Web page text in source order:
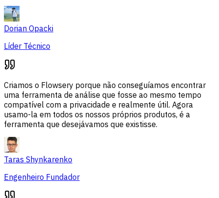
Dorian Opacki
Líder Técnico
Criamos o Flowsery porque não conseguíamos encontrar
uma ferramenta de análise que fosse ao mesmo tempo
compatível com a privacidade e realmente útil. Agora
usamo-la em todos os nossos próprios produtos, é a
ferramenta que desejávamos que existisse.
Taras Shynkarenko
Engenheiro Fundador